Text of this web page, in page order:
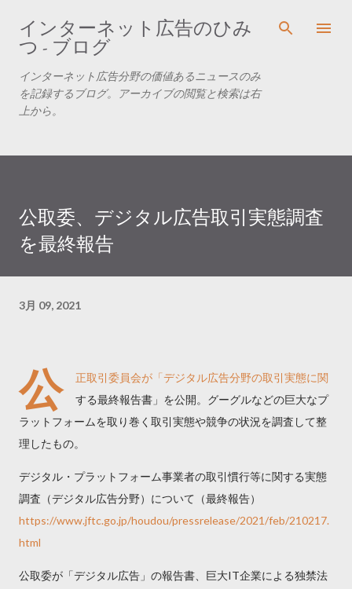
スキップしてメイン コンテンツに移動
インターネット広告のひみ
つ - ブログ
インターネット広告分野の価値あるニュースのみ
を記録するブログ。アーカイブの閲覧と検索は右
上から。
公取委、デジタル広告取引実態調査
を最終報告
3月 09, 2021
公
正取引委員会が「デジタル広告分野の取引実態に関
する最終報告書」を公開。グーグルなどの巨大なプ
ラットフォームを取り巻く取引実態や競争の状況を調査して整
理したもの。
デジタル・プラットフォーム事業者の取引慣行等に関する実態
調査（デジタル広告分野）について（最終報告）
https://www.jftc.go.jp/houdou/pressrelease/2021/feb/210217.
html
公取委が「デジタル広告」の報告書、巨大IT企業による独禁法